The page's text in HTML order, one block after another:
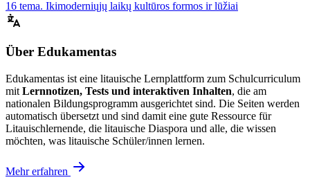
16 tema. Ikimoderniųjų laikų kultūros formos ir lūžiai
Über Edukamentas
Edukamentas ist eine litauische Lernplattform zum Schulcurriculum
mit Lernnotizen, Tests und interaktiven Inhalten, die am
nationalen Bildungsprogramm ausgerichtet sind. Die Seiten werden
automatisch übersetzt und sind damit eine gute Ressource für
Litauischlernende, die litauische Diaspora und alle, die wissen
möchten, was litauische Schüler/innen lernen.
Mehr erfahren